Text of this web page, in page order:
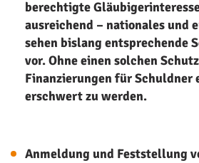
berechtigte
ausreichend – nationales und
sehen bislang entsprechende
vor. Ohne einen solchen
Finanzierungen für Schuldner
erschwert zu werden.
Anmeldung und Feststellung